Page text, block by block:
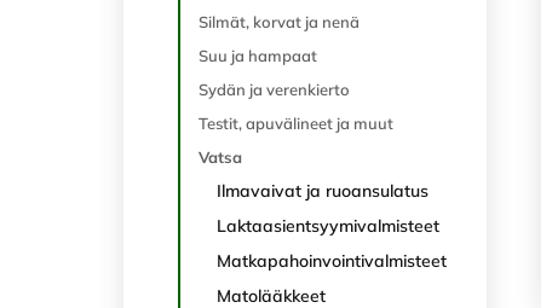
Silmät, korvat ja nenä
Suu ja hampaat
Sydän ja verenkierto
Testit, apuvälineet ja muut
Vatsa
Ilmavaivat ja ruoansulatus
Laktaasientsyymivalmisteet
Matkapahoinvointivalmisteet
Matolääkkeet